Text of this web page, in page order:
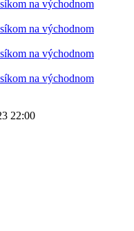
22:00